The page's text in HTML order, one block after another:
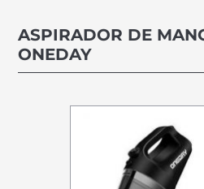
ASPIRADOR DE
ONEDAY